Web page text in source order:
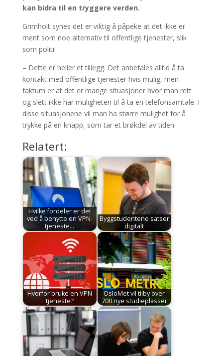
kan bidra til en tryggere verden.
Grimholt synes det er viktig å påpeke at det ikke er
ment som noe alternativ til offentlige tjenester, slik
som politi.
– Dette er heller et tillegg. Det anbefales alltid å ta
kontakt med offentlige tjenester hvis mulig, men
faktum er at det er mange situasjoner hvor man rett
og slett ikke har muligheten til å ta en telefonsamtale. I
disse situasjonene vil man ha større mulighet for å
trykke på en knapp, som tar et brøkdel av tiden.
Relatert:
Hvilke fordeler er det
ved å benytte en VPN-
tjeneste…
Byggstudentene satser
digitalt
Hvorfor bruke en VPN
tjeneste?
OsloMet vil tilby over
700 nye studieplasser